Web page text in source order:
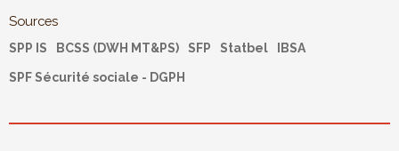
Sources
SPP IS BCSS (DWH MT&PS) SFP Statbel IBSA
SPF Sécurité sociale - DGPH